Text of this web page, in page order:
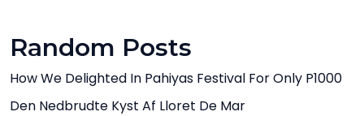
Random Posts
How We Delighted In Pahiyas Festival For Only P1000
Den Nedbrudte Kyst Af Lloret De Mar